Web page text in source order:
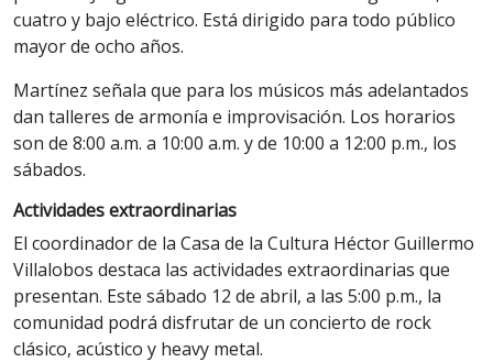
cuatro y bajo eléctrico. Está dirigido para todo público
mayor de ocho años.
Martínez señala que para los músicos más adelantados
dan talleres de armonía e improvisación. Los horarios
son de 8:00 a.m. a 10:00 a.m. y de 10:00 a 12:00 p.m., los
sábados.
Actividades extraordinarias
El coordinador de la Casa de la Cultura Héctor Guillermo
Villalobos destaca las actividades extraordinarias que
presentan. Este sábado 12 de abril, a las 5:00 p.m., la
comunidad podrá disfrutar de un concierto de rock
clásico, acústico y heavy metal.